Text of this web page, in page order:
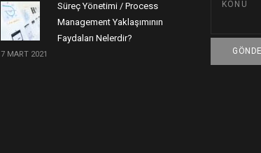
Süreç Yönetimi / Process
Management Yaklaşımının
Faydaları Nelerdir?
7 MART 2021